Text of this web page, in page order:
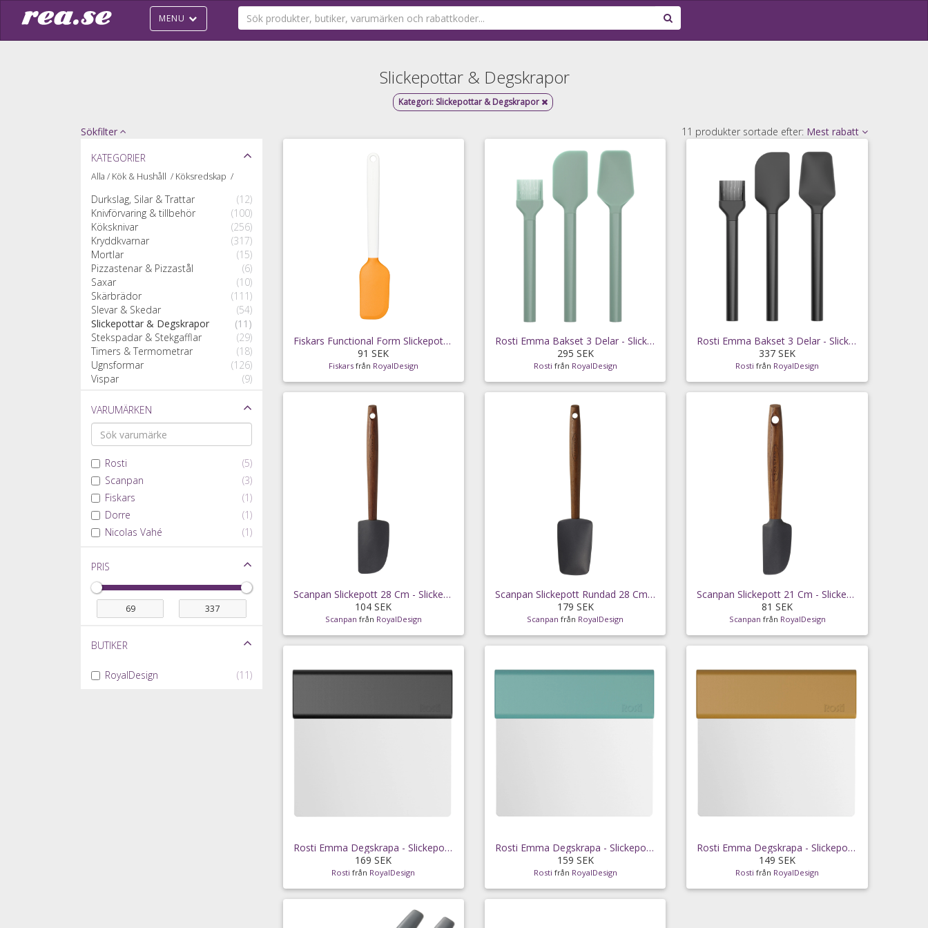
MENU
Slickepottar & Degskrapor
Kategori: Slickepottar & Degskrapor
Sökfilter 11 produkter sortade efter: Mest rabatt
Kategorier
Alla / Kök & Hushåll / Köksredskap /
Durkslag, Silar & Trattar
(12)
Knivförvaring & tillbehör
(100)
Köksknivar
(256)
Kryddkvarnar
(317)
Mortlar
(15)
Pizzastenar & Pizzastål
(6)
Saxar
(10)
Skärbrädor
(111)
Slevar & Skedar
(54)
Slickepottar & Degskrapor
(11)
Stekspadar & Stekgafflar
(29)
Timers & Termometrar
(18)
Ugnsformar
(126)
Vispar
(9)
Varumärken
Rosti
(5)
Scanpan
(3)
Fiskars
(1)
Dorre
(1)
Nicolas Vahé
(1)
Pris
Butiker
RoyalDesign (11)
Fiskars Functional Form Slickepott - Slickepottar
91 SEK
Fiskars från RoyalDesign
Rosti Emma Bakset 3 Delar - Slickepottar &
295 SEK
Rosti från RoyalDesign
Rosti Emma Bakset 3 Delar - Slickepottar &
337 SEK
Rostifrån RoyalDesign
Scanpan Slickepott 28 Cm - Slickepottar &
104 SEK
Scanpan från RoyalDesign
Scanpan Slickepott Rundad 28 Cm - Slickepottar &
179 SEK
Scanpanfrån RoyalDesign
Scanpan Slickepott 21 Cm - Slickepottar &
81 SEK
Scanpan från RoyalDesign
Rosti Emma Degskrapa - Slickepottar & Degskrapor
169 SEK
Rostifrån RoyalDesign
Rosti Emma Degskrapa - Slickepottar & Degskrapor
159 SEK
Rosti från RoyalDesign
Rosti Emma Degskrapa - Slickepottar & Degskrapor
149 SEK
Rostifrån RoyalDesign